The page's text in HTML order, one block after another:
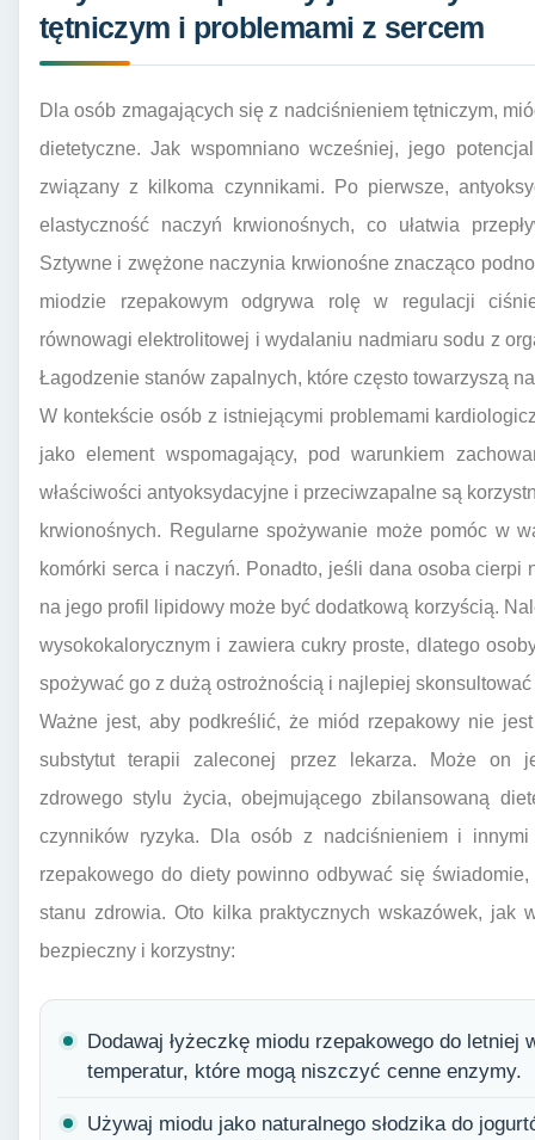
tętniczym i problemami z sercem
Dla osób zmagających się z nadciśnieniem tętniczym,
dietetyczne. Jak wspomniano wcześniej, jego
związany z kilkoma czynnikami. Po pierwsze,
elastyczność naczyń krwionośnych, co ułatwia
Sztywne i zwężone naczynia krwionośne znacząco
miodzie rzepakowym odgrywa rolę w regulacji
równowagi elektrolitowej i wydalaniu nadmiaru sodu z
Łagodzenie stanów zapalnych, które często towarzyszą
W kontekście osób z istniejącymi problemami
jako element wspomagający, pod warunkiem
właściwości antyoksydacyjne i przeciwzapalne są
krwionośnych. Regularne spożywanie może pomóc w
komórki serca i naczyń. Ponadto, jeśli dana osoba cierpi
na jego profil lipidowy może być dodatkową korzyścią.
wysokokalorycznym i zawiera cukry proste, dlatego
spożywać go z dużą ostrożnością i najlepiej
Ważne jest, aby podkreślić, że miód rzepakowy nie
substytut terapii zaleconej przez lekarza. Może on
zdrowego stylu życia, obejmującego zbilansowaną
czynników ryzyka. Dla osób z nadciśnieniem i
rzepakowego do diety powinno odbywać się
stanu zdrowia. Oto kilka praktycznych wskazówek, jak
bezpieczny i korzystny:
Dodawaj łyżeczkę miodu rzepakowego do
temperatur, które mogą niszczyć cenne enzymy.
Używaj miodu jako naturalnego słodzika do